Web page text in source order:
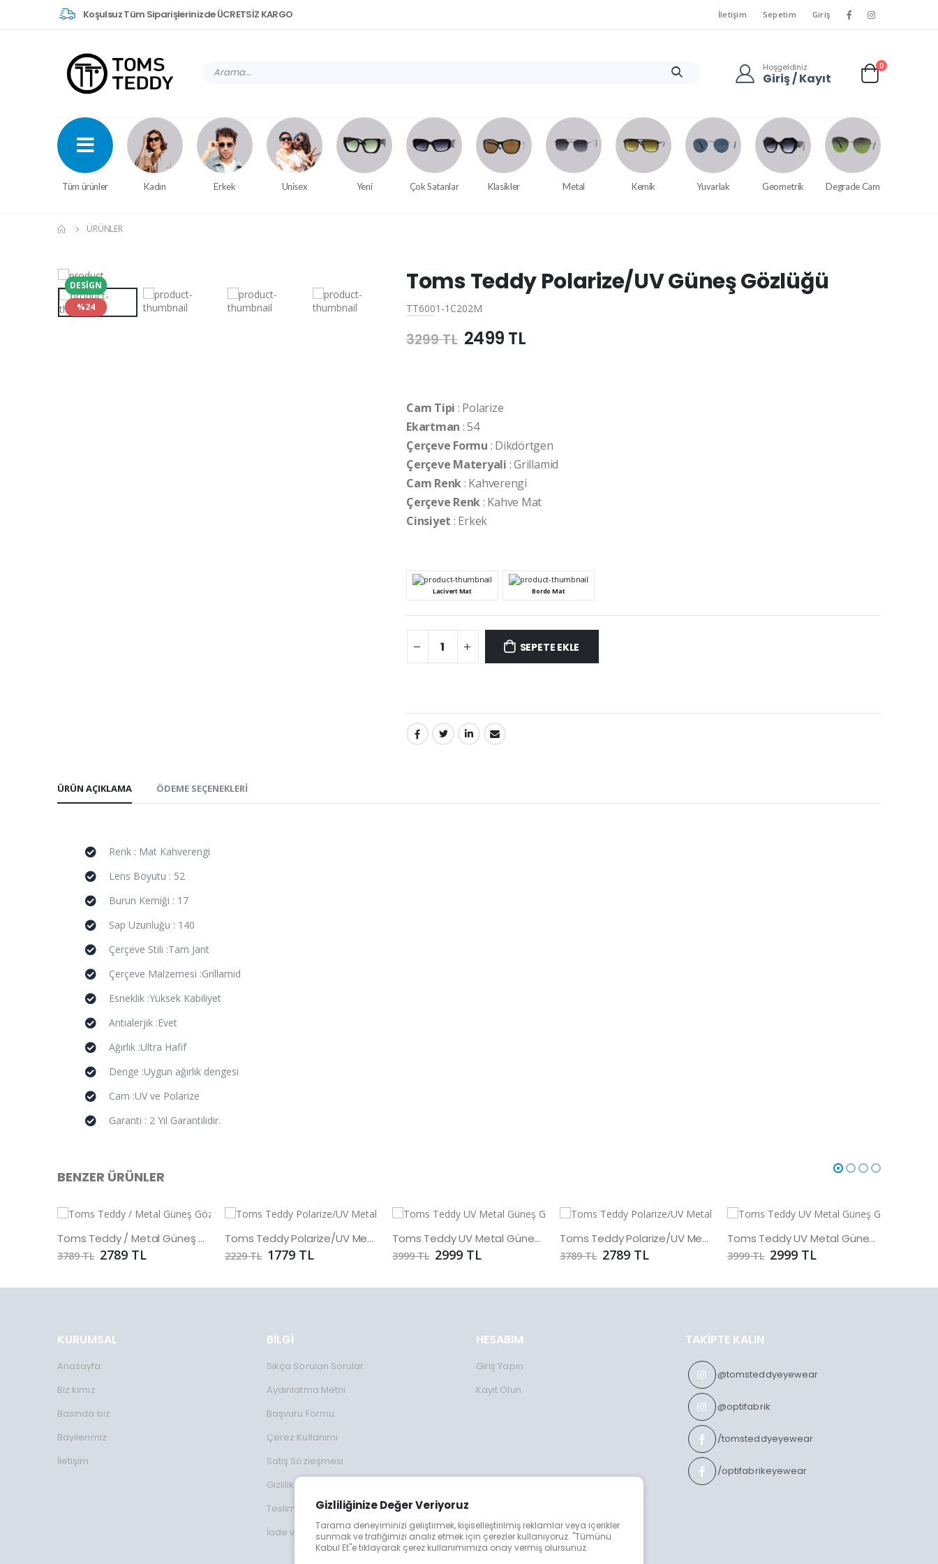
Gizliliğinize Değer Veriyoruz
Tarama deneyiminizi geliştirmek, kişiselleştirilmiş reklamlar veya içerikler
sunmak ve trafiğimizi analiz etmek için çerezler kullanıyoruz. "Tümünü
Kabul Et"e tıklayarak çerez kullanımımıza onay vermiş olursunuz.
Koşulsuz Tüm Siparişlerinizde ÜCRETSİZ KARGO İletişim Sepetim Giriş
Hoşgeldiniz
Giriş / Kayıt
0
Tüm ürünler Kadın Erkek Unisex Yeni Çok Satanlar Klasikler Metal Kemik Yuvarlak Geometrik Degrade Cam
ÜRÜNLER
DESIGN
%24
Toms Teddy Polarize/UV Güneş Gözlüğü
TT6001-1C202M
3299 TL 2499 TL
Cam Tipi : Polarize
Ekartman : 54
Çerçeve Formu : Dikdörtgen
Çerçeve Materyali : Grillamid
Cam Renk: Kahverengi
Çerçeve Renk: Kahve Mat
Cinsiyet : Erkek
Lacivert Mat Bordo Mat
SEPETE EKLE
PAYLAŞ:
ÜRÜN AÇIKLAMA ÖDEME SEÇENEKLERI
Renk : Mat Kahverengi
Lens Boyutu : 52
Burun Kemiği : 17
Sap Uzunluğu : 140
Çerçeve Stili :Tam Jant
Çerçeve Malzemesi :Grillamid
Esneklik :Yüksek Kabiliyet
Antialerjik :Evet
Ağırlık :Ultra Hafif
Denge :Uygun ağırlık dengesi
Cam :UV ve Polarize
Garanti : 2 Yıl Garantilidir.
BENZER ÜRÜNLER
Toms Teddy / Metal Güneş Gözlüğü
3789 TL 2789 TL
Toms Teddy Polarize/UV Metal Güneş Gözlüğü
2229 TL 1779 TL
Toms Teddy UV Metal Güneş Gözlüğü
3999 TL 2999 TL
Toms Teddy Polarize/UV Metal Güneş Gözlüğü
3789 TL 2789 TL
Toms Teddy UV Metal Güneş Gözlüğü
3999 TL 2999 TL
KURUMSAL
Anasayfa
Biz kimiz
Basında biz
Bayilerimiz
İletişim
BİLGİ
Sıkça Sorulan Sorular
Aydınlatma Metni
Başvuru Formu
Çerez Kullanımı
Satış Sözleşmesi
Gizlilik Koşulları
Teslimat Bilgileri
İade ve Değişim
HESABIM
Giriş Yapın
Kayıt Olun
TAKIPTE KALIN
@tomsteddyeyewear
@optifabrik
/tomsteddyeyewear
/optifabrikeyewear